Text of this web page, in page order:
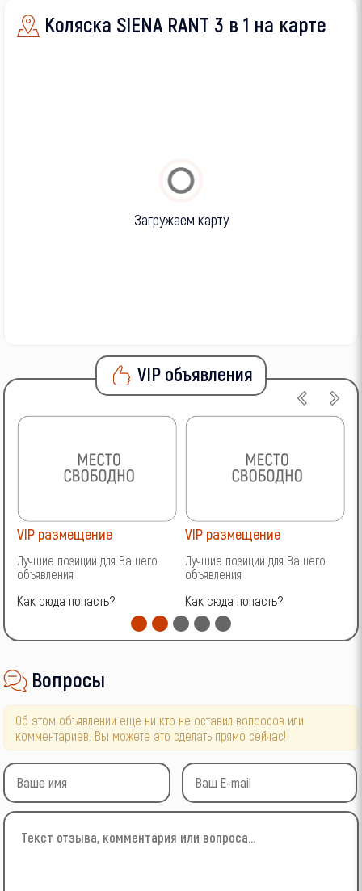
Коляска SIENA RANT 3 в 1 на карте
Загружаем карту
VIP объявления
VIP размещение
Лучшие позиции для Вашего
объявления
Как сюда попасть?
VIP размещение
Лучшие позиции для Вашего
объявления
Как сюда попасть?
Вопросы
Об этом объявлении еще ни кто не оставил вопросов или
комментариев. Вы можете это сделать прямо сейчас!